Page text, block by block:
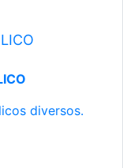
diversos.